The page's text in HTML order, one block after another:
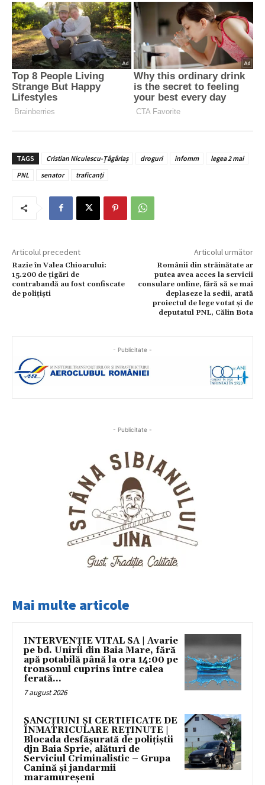
TAGS Cristian Niculescu-Țâgârlaș droguri infomm
legea 2 mai
PNL
senator traficanți
Articolul precedent
Razie în Valea Chioarului:
15.200 de țigări de
contrabandă au fost confiscate
de polițiști
Articolul următor
Românii din străinătate ar
putea avea acces la servicii
consulare online, fără să se mai
deplaseze la sedii, arată
proiectul de lege votat și de
deputatul PNL, Călin Bota
- Publicitate -
- Publicitate -
Mai multe articole
INTERVENȚIE VITAL SA | Avarie
pe bd. Unirii din Baia Mare, fără
apă potabilă până la ora 14:00 pe
tronsonul cuprins între calea
ferată...
7 august 2026
SANCȚIUNI ȘI CERTIFICATE DE
ÎNMATRICULARE REȚINUTE |
Blocada desfășurată de polițiștii
djn Baia Sprie, alături de
Serviciul Criminalistic – Grupa
Canină și jandarmii
maramureșeni